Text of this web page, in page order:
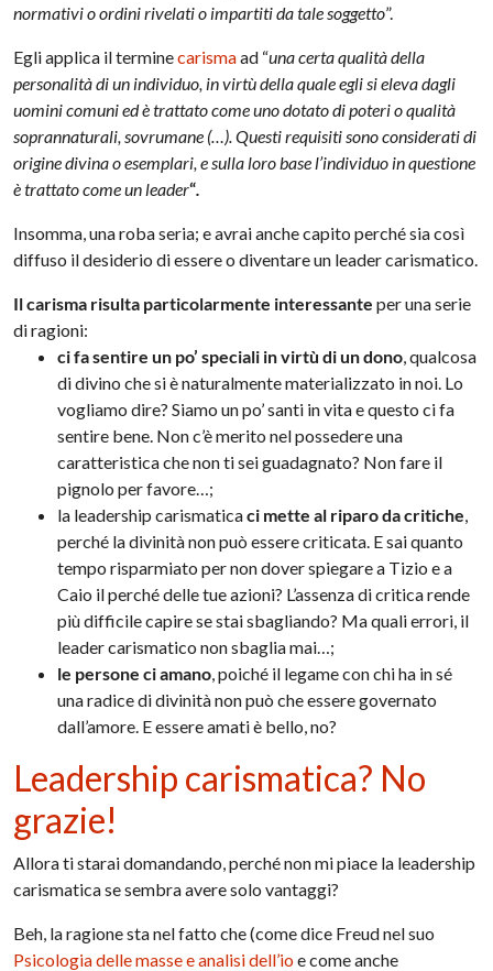
normativi o ordini rivelati o impartiti da tale soggetto”.
Egli applica il terminecarismaad “una certa qualità della
personalità di un individuo, in virtù della quale egli si eleva dagli
uomini comuni ed è trattato come uno dotato di poteri o qualità
soprannaturali, sovrumane (…). Questi requisiti sono considerati di
origine divina o esemplari, e sulla loro base l’individuo in questione
è trattato come un leader“.
Insomma, una roba seria; e avrai anche capito perché sia così
diffuso il desiderio di essere o diventare un leader carismatico.
Il carisma risulta particolarmente interessanteper una serie
di ragioni:
ci fa sentire un po’ speciali in virtù di un dono, qualcosa
di divino che si è naturalmente materializzato in noi. Lo
vogliamo dire? Siamo un po’ santi in vita e questo ci fa
sentire bene. Non c’è merito nel possedere una
caratteristica che non ti sei guadagnato? Non fare il
pignolo per favore…;
la leadership carismaticaci mette al riparo da critiche,
perché la divinità non può essere criticata. E sai quanto
tempo risparmiato per non dover spiegare a Tizio e a
Caio il perché delle tue azioni? L’assenza di critica rende
più difficile capire se stai sbagliando? Ma quali errori, il
leader carismatico non sbaglia mai…;
le persone ci amano, poiché il legame con chi ha in sé
una radice di divinità non può che essere governato
dall’amore. E essere amati è bello, no?
Leadership carismatica? No
grazie!
Allora ti starai domandando, perché non mi piace la leadership
carismatica se sembra avere solo vantaggi?
Beh, la ragione sta nel fatto che (come dice Freud nel suo
Psicologia delle masse e analisi dell’ioe come anche